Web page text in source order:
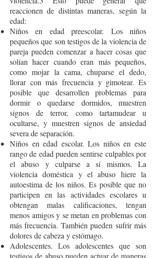
reaccionen de distintas maneras, según la
edad:
Niños en edad preescolar. Los niños
pequeños que son testigos de la violencia de
pareja pueden comenzar a hacer cosas que
solían hacer cuando eran más pequeños,
como mojar la cama, chuparse el dedo,
llorar con más frecuencia y gimotear. Es
posible que desarrollen problemas para
dormir o quedarse dormidos, muestren
signos de terror, como tartamudear u
ocultarse, y muestren signos de ansiedad
severa de separación.
Niños en edad escolar. Los niños en este
rango de edad pueden sentirse culpables por
el abuso y culparse a sí mismos. La
violencia doméstica y el abuso hiere la
autoestima de los niños. Es posible que no
participen en las actividades escolares u
obtengan malas calificaciones, tengan
menos amigos y se metan en problemas con
más frecuencia. También pueden sufrir más
dolores de cabeza y estómago.
Adolescentes. Los adolescentes que son
testigos de abuso pueden actuar de maneras